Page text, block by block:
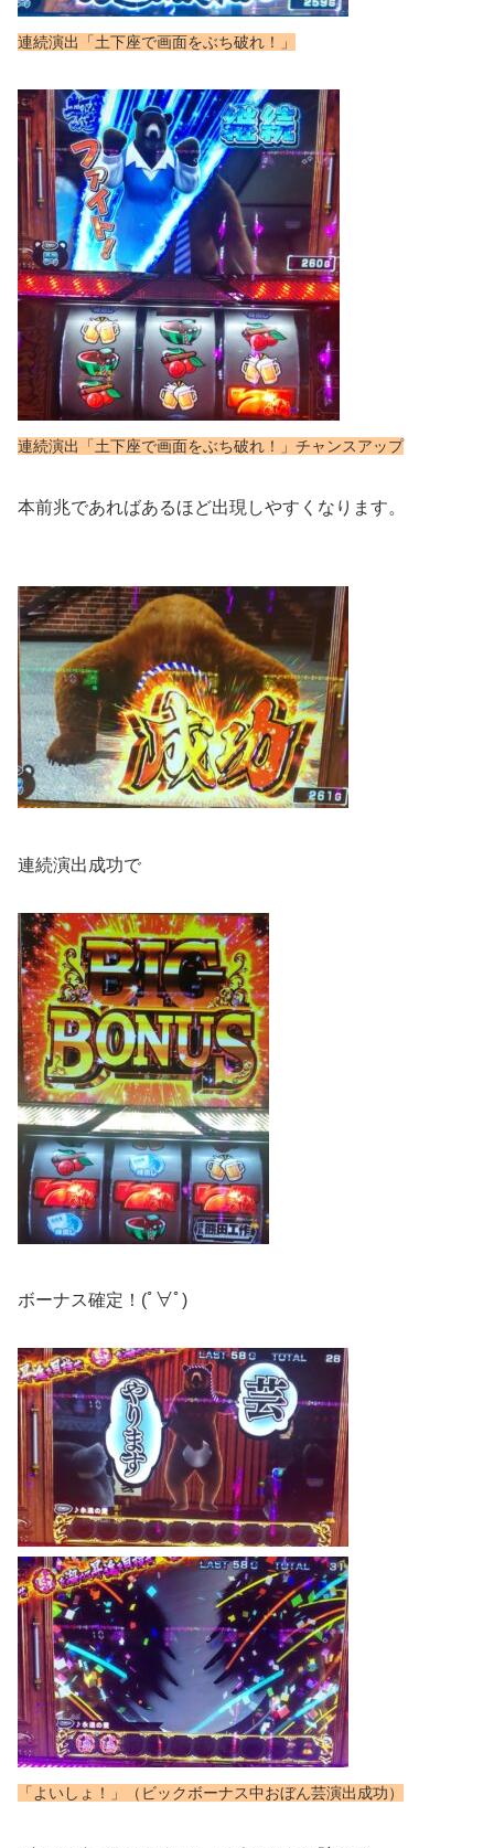
連続演出「土下座で画面をぶち破れ！」
連続演出「土下座で画面をぶち破れ！」チャンスアップ
本前兆であればあるほど出現しやすくなります。
連続演出成功で
ボーナス確定！(ﾟ∀ﾟ)
「よいしょ！」（ビックボーナス中おぼん芸演出成功）